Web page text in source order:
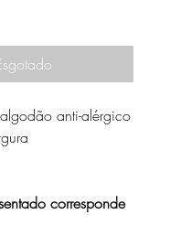
anti-alérgico
corresponde